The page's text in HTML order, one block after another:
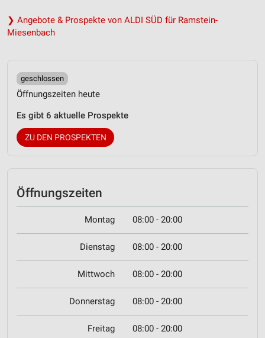
❯ Angebote & Prospekte von ALDI SÜD für Ramstein-
Miesenbach
geschlossen
Öffnungszeiten heute
Es gibt 6 aktuelle Prospekte
ZU DEN PROSPEKTEN
Öffnungszeiten
Montag 08:00 - 20:00
Dienstag 08:00 - 20:00
Mittwoch 08:00 - 20:00
Donnerstag 08:00 - 20:00
Freitag 08:00 - 20:00